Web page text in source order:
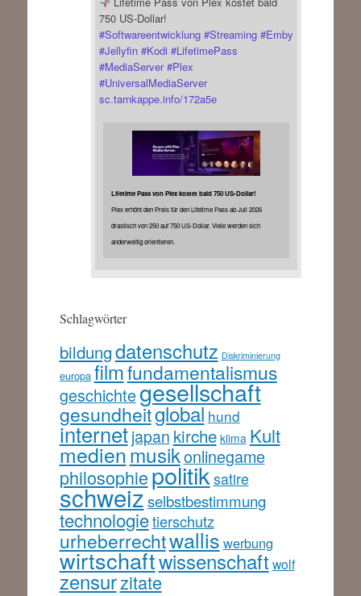
750 US-Dollar!
#Softwareentwicklung #Streaming #Emby
#Jellyfin #Kodi #LifetimePass
#MediaServer #Plex
#UniversalMediaServer
sc.tarnkappe.info/172a5e
Lifetime Pass von Plex kostet bald 750 US-Dollar!
Plex erhöht den Preis für den Lifetime Pass ab Juli 2026
drastisch von 250 auf 750 US-Dollar. Viele werden sich
anderweitig orientieren.
Schlagwörter
bildungdatenschutz Diskriminierung
europa filmfundamentalismus
geschichtegesellschaft
gesundheitglobal hund
internetjapan kirche klima Kult
medienmusikonlinegame
philosophiepolitiksatire
schweizselbstbestimmung
technologietierschutz
urheberrechtwallis werbung
wirtschaftwissenschaft wolf
zensurzitate